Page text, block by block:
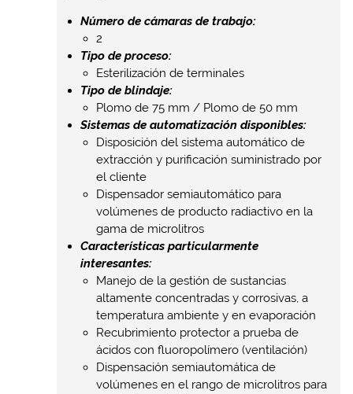
Número de cámaras de trabajo:
2
Tipo de proceso:
Esterilización de terminales
Tipo de blindaje:
Plomo de 75 mm / Plomo de 50 mm
Sistemas de automatización disponibles:
Disposición del sistema automático de
extracción y purificación suministrado por
el cliente
Dispensador semiautomático para
volúmenes de producto radiactivo en la
gama de microlitros
Características particularmente
interesantes:
Manejo de la gestión de sustancias
altamente concentradas y corrosivas, a
temperatura ambiente y en evaporación
Recubrimiento protector a prueba de
ácidos con fluoropolímero (ventilación)
Dispensación semiautomática de
volúmenes en el rango de microlitros para